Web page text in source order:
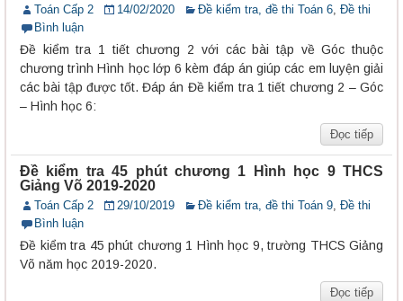
Toán Cấp 2 14/02/2020 Đề kiểm tra, đề thi Toán 6, Đề thi
Bình luận
Đề kiểm tra 1 tiết chương 2 với các bài tập về Góc thuộc
chương trình Hình học lớp 6 kèm đáp án giúp các em luyện giải
các bài tập được tốt. Đáp án Đề kiểm tra 1 tiết chương 2 – Góc
– Hình học 6:
Đọc tiếp
Đề kiểm tra 45 phút chương 1 Hình học 9 THCS
Giảng Võ 2019-2020
Toán Cấp 2 29/10/2019 Đề kiểm tra, đề thi Toán 9, Đề thi
Bình luận
Đề kiểm tra 45 phút chương 1 Hình học 9, trường THCS Giảng
Võ năm học 2019-2020.
Đọc tiếp